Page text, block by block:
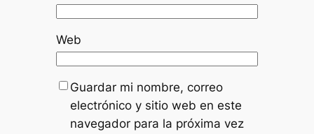
Web
Guardar mi nombre, correo
electrónico y sitio web en este
navegador para la próxima vez